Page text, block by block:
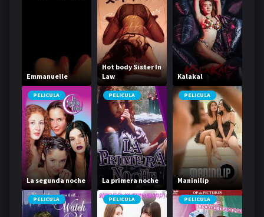
Emmanuelle
Hot body Sister In
Law
Kalakal
PELICULA
La segunda noche
PELICULA
La primera noche
PELICULA
Maninilip
PELICULA PELICULA PELICULA